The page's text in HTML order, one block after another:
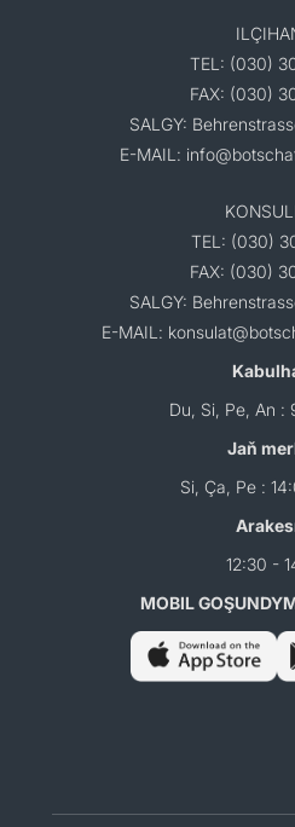
TEL: (030)
FAX: (030)
SALGY:
E-MAIL:
TEL: (030)
FAX: (030)
SALGY:
E-MAIL:
Du, Si, Pe, An :
Jaň
Si, Ça, Pe :
12:30 -
MOBIL